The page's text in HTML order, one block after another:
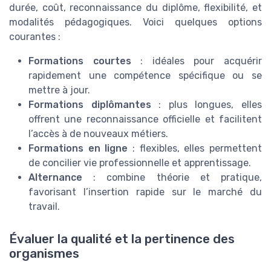
durée, coût, reconnaissance du diplôme, flexibilité, et
modalités pédagogiques. Voici quelques options
courantes :
Formations courtes : idéales pour acquérir
rapidement une compétence spécifique ou se
mettre à jour.
Formations diplômantes : plus longues, elles
offrent une reconnaissance officielle et facilitent
l’accès à de nouveaux métiers.
Formations en ligne : flexibles, elles permettent
de concilier vie professionnelle et apprentissage.
Alternance : combine théorie et pratique,
favorisant l’insertion rapide sur le marché du
travail.
Évaluer la qualité et la pertinence des
organismes